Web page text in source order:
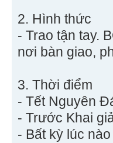
2. Hình thức
- Trao tận tay.
nơi bàn giao,
3. Thời điểm
- Tết Nguyên
- Trước Khai
- Bất kỳ lúc